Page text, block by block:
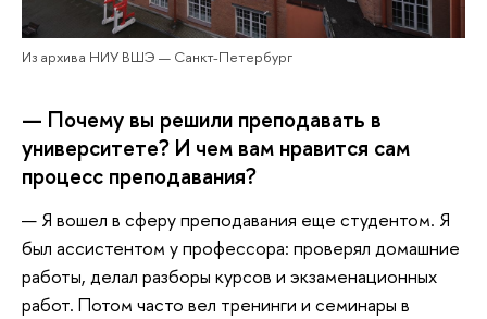
Из архива НИУ ВШЭ — Санкт-Петербург
— Почему вы решили преподавать в
университете? И чем вам нравится сам
процесс преподавания?
— Я вошел в сферу преподавания еще студентом. Я
был ассистентом у профессора: проверял домашние
работы, делал разборы курсов и экзаменационных
работ. Потом часто вел тренинги и семинары в